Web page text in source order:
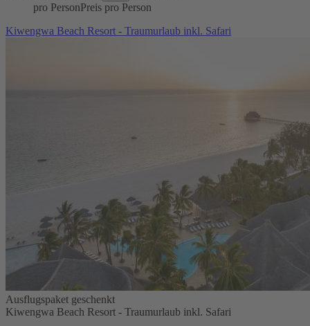
pro PersonPreis pro Person
Kiwengwa Beach Resort - Traumurlaub inkl. Safari
Ausflugspaket geschenkt
Kiwengwa Beach Resort - Traumurlaub inkl. Safari